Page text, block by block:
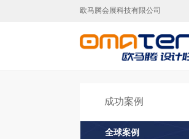
欧马腾会展科技有限公司
成功案例
全球案例